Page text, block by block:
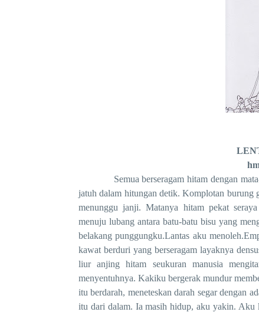
Semua berseragam hitam dengan mata-
jatuh dalam hitungan detik. Komplotan burung
menunggu janji. Matanya hitam pekat
menuju lubang antara batu-batu bisu yang
belakang punggungku.Lantas aku
kawat berduri yang berseragam layaknya
liur anjing hitam seukuran manusia
menyentuhnya. Kakiku bergerak mundur
itu berdarah, meneteskan darah segar dengan
itu dari dalam. Ia masih hidup, aku yakin. Aku